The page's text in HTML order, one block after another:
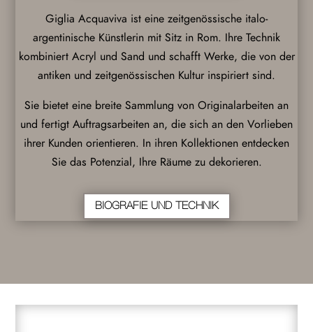
Giglia Acquaviva ist eine zeitgenössische italo-
argentinische Künstlerin mit Sitz in Rom. Ihre Technik
kombiniert Acryl und Sand und schafft Werke, die von der
antiken und zeitgenössischen Kultur inspiriert sind.
Sie bietet eine breite Sammlung von Originalarbeiten an
und fertigt Auftragsarbeiten an, die sich an den Vorlieben
ihrer Kunden orientieren. In ihren Kollektionen entdecken
Sie das Potenzial, Ihre Räume zu dekorieren.
BIOGRAFIE UND TECHNIK